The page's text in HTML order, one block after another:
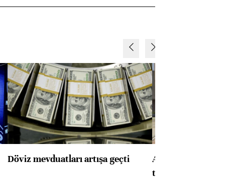
Döviz mevduatları artışa geçti
ABD'de konut
toparlandı